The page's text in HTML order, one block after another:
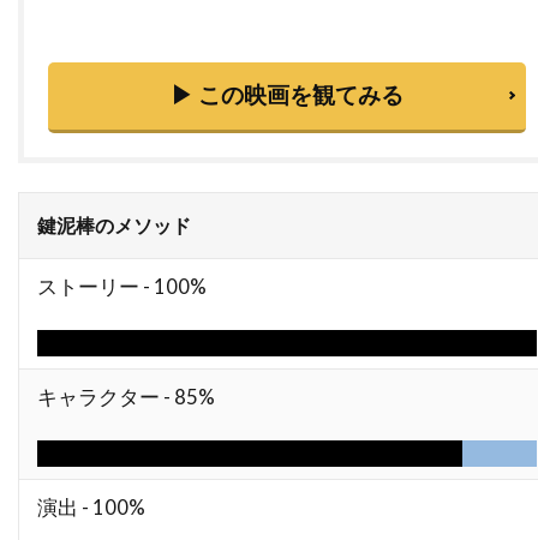
トータス松本（ウルフルズ）
トーマス・F・ウィルソン
トーマス・アラナ
トーマス・キニーリー
トーマス・コパッチ
トーマス・サングスター
ドイツ
ドゥニ・ヴィルヌーヴ
ドディ・ドーン
▶ この映画を観てみる
鍵泥棒のメソッド
ストーリー - 100%
キャラクター - 85%
演出 - 100%